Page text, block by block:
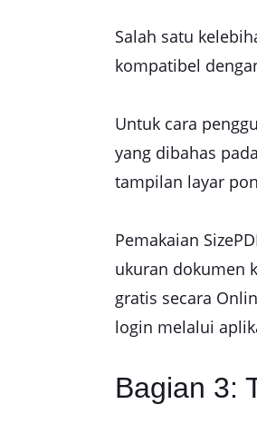
Salah satu
kompatibel
Untuk cara
yang dibahas
tampilan layar
Pemakaian
ukuran dokumen
gratis secara
login melalui
Bagian 3: